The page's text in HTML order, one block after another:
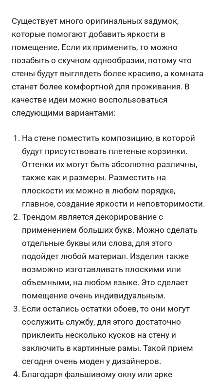
Существует много оригинальных задумок,
которые помогают добавить яркости в
помещение. Если их применить, то можно
позабыть о скучном однообразии, потому что
стены будут выглядеть более красиво, а комната
станет более комфортной для проживания. В
качестве идеи можно воспользоваться
следующими вариантами:
На стене поместить композицию, в которой
будут присутствовать плетеные корзинки.
Оттенки их могут быть абсолютно различны,
также как и размеры. Разместить на
плоскости их можно в любом порядке,
главное, создание яркости и неповторимости.
Трендом является декорирование с
применением больших букв. Можно сделать
отдельные буквы или слова, для этого
подойдет любой материал. Изделия также
возможно изготавливать плоскими или
объемными, на любом языке. Это сделает
помещение очень индивидуальным.
Если остались остатки обоев, то они могут
сослужить службу, для этого достаточно
приклеить несколько кусков на стену и
заключить в картинные рамы. Такой прием
сегодня очень моден у дизайнеров.
Благодаря фальшивому окну или арке